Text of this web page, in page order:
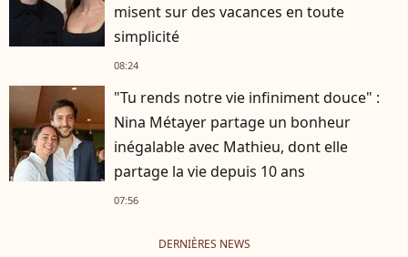
misent sur des vacances en toute
simplicité
08:24
"Tu rends notre vie infiniment douce" :
Nina Métayer partage un bonheur
inégalable avec Mathieu, dont elle
partage la vie depuis 10 ans
07:56
DERNIÈRES NEWS